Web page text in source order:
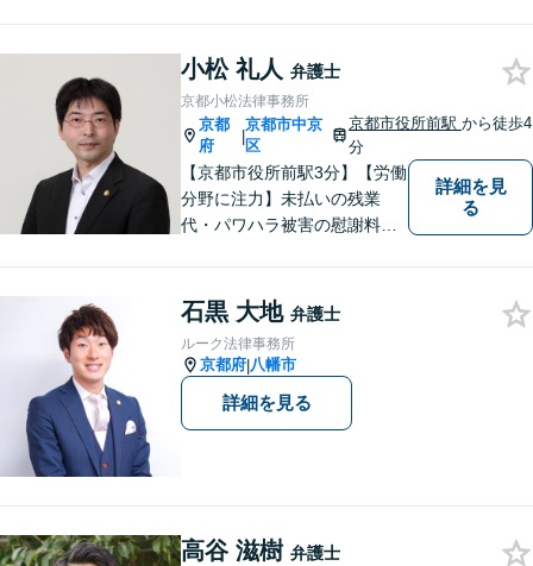
ちろんのこと、皆様が持たれ
ている不安を少しでも解消し
てまいりたいと考えていま
す。
小松 礼人 弁護士
京都小松法律事務所
京都
府
|
京都市中京
区
京都市役所前駅から徒歩4
分
【京都市役所前駅3分】【労働
分野に注力】未払いの残業
代・パワハラ被害の慰謝料請
後までよく聞いた上で、見解
をお伝えします。お困りごと
があれば、お気軽にご相談く
ださい。
詳細を見
る
石黒 大地 弁護士
ルーク法律事務所
京都府|八幡市
詳細を見る
高谷 滋樹 弁護士